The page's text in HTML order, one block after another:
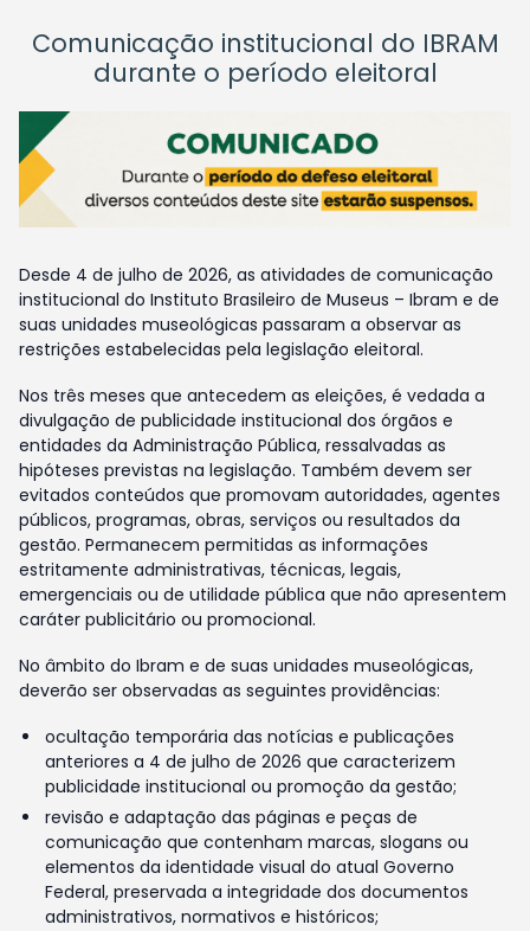
Comunicação institucional do IBRAM
durante o período eleitoral
Desde 4 de julho de 2026, as atividades de comunicação
institucional do Instituto Brasileiro de Museus – Ibram e de
suas unidades museológicas passaram a observar as
restrições estabelecidas pela legislação eleitoral.
Nos três meses que antecedem as eleições, é vedada a
divulgação de publicidade institucional dos órgãos e
entidades da Administração Pública, ressalvadas as
hipóteses previstas na legislação. Também devem ser
evitados conteúdos que promovam autoridades, agentes
públicos, programas, obras, serviços ou resultados da
gestão. Permanecem permitidas as informações
estritamente administrativas, técnicas, legais,
emergenciais ou de utilidade pública que não apresentem
caráter publicitário ou promocional.
No âmbito do Ibram e de suas unidades museológicas,
deverão ser observadas as seguintes providências:
ocultação temporária das notícias e publicações
anteriores a 4 de julho de 2026 que caracterizem
publicidade institucional ou promoção da gestão;
revisão e adaptação das páginas e peças de
comunicação que contenham marcas, slogans ou
elementos da identidade visual do atual Governo
Federal, preservada a integridade dos documentos
administrativos, normativos e históricos;